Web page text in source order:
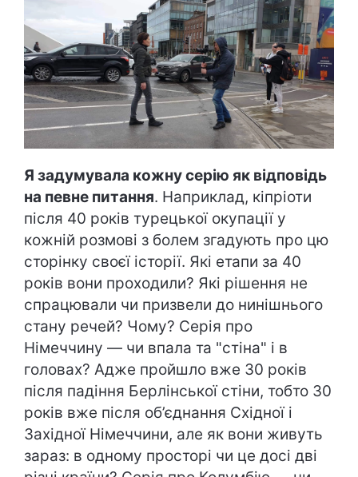
Я задумувала кожну серію як відповідь
на певне питання. Наприклад, кіпріоти
після 40 років турецької окупації у
кожній розмові з болем згадують про цю
сторінку своєї історії. Які етапи за 40
років вони проходили? Які рішення не
спрацювали чи призвели до нинішнього
стану речей? Чому? Серія про
Німеччину — чи впала та "стіна" і в
головах? Адже пройшло вже 30 років
після падіння Берлінської стіни, тобто 30
років вже після об’єднання Східної і
Західної Німеччини, але як вони живуть
зараз: в одному просторі чи це досі дві